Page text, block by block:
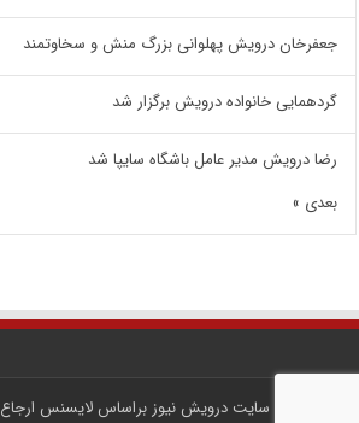
جعفرخان درویش پهلوانی بزرگ منش و سخاوتمند
گردهمایی خانواده درویش برگزار شد
رضا درویش مدیر عامل باشگاه سایپا شد
بعدی »
کلیه محتوای سایتدرویش نیوز براساس لایسنس ارجاع ۴.۰ بین‌المللی کریتیو کامانز